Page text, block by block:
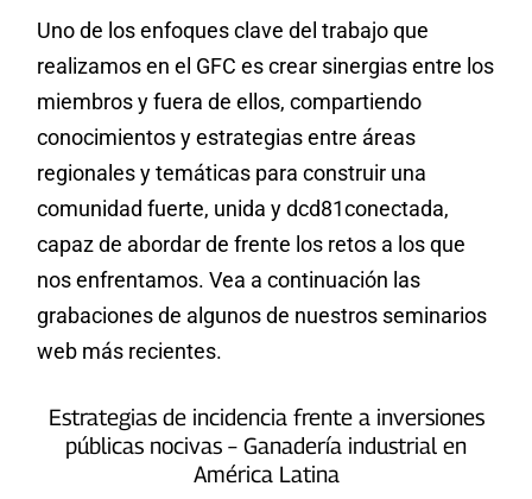
Uno de los enfoques clave del trabajo que
realizamos en el GFC es crear sinergias entre los
miembros y fuera de ellos, compartiendo
conocimientos y estrategias entre áreas
regionales y temáticas para construir una
comunidad fuerte, unida y dcd81conectada,
capaz de abordar de frente los retos a los que
nos enfrentamos. Vea a continuación las
grabaciones de algunos de nuestros seminarios
web más recientes.
Estrategias de incidencia frente a inversiones
públicas nocivas – Ganadería industrial en
América Latina